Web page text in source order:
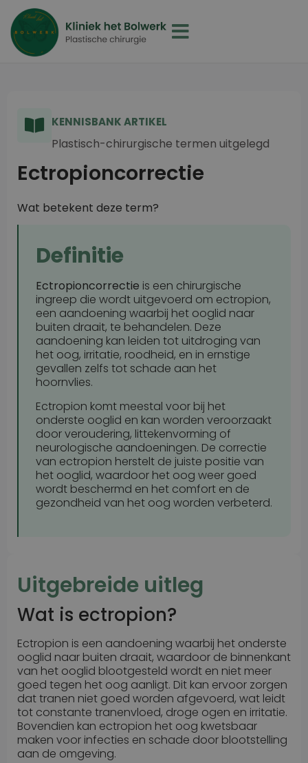
KENNISBANK ARTIKEL
Plastisch-chirurgische termen uitgelegd
Ectropioncorrectie
Wat betekent deze term?
Definitie
Ectropioncorrectie is een chirurgische
ingreep die wordt uitgevoerd om ectropion,
een aandoening waarbij het ooglid naar
buiten draait, te behandelen. Deze
aandoening kan leiden tot uitdroging van
het oog, irritatie, roodheid, en in ernstige
gevallen zelfs tot schade aan het
hoornvlies.
Ectropion komt meestal voor bij het
onderste ooglid en kan worden veroorzaakt
door veroudering, littekenvorming of
neurologische aandoeningen. De correctie
van ectropion herstelt de juiste positie van
het ooglid, waardoor het oog weer goed
wordt beschermd en het comfort en de
gezondheid van het oog worden verbeterd.
Uitgebreide uitleg
Wat is ectropion?
Ectropion is een aandoening waarbij het onderste
ooglid naar buiten draait, waardoor de binnenkant
van het ooglid blootgesteld wordt en niet meer
goed tegen het oog aanligt. Dit kan ervoor zorgen
dat tranen niet goed worden afgevoerd, wat leidt
tot constante tranenvloed, droge ogen en irritatie.
Bovendien kan ectropion het oog kwetsbaar
maken voor infecties en schade door blootstelling
aan de omgeving.